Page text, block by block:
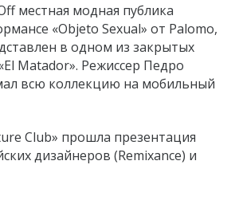
местная модная публика
«Objeto Sexual» от Palomo,
в одном из закрытых
Matador». Режиссер Педро
всю коллекцию на мобильный
Club» прошла презентация
дизайнеров (Remixance) и